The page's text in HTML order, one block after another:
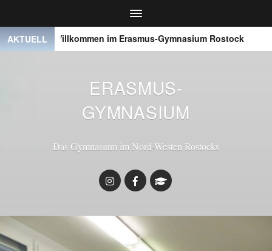
AKTUELLWillkommen im Erasmus-Gymnasium Rostock
ERASMUS-
GYMNASIUM
Das Gymnasium im Nord-Westen Rostocks